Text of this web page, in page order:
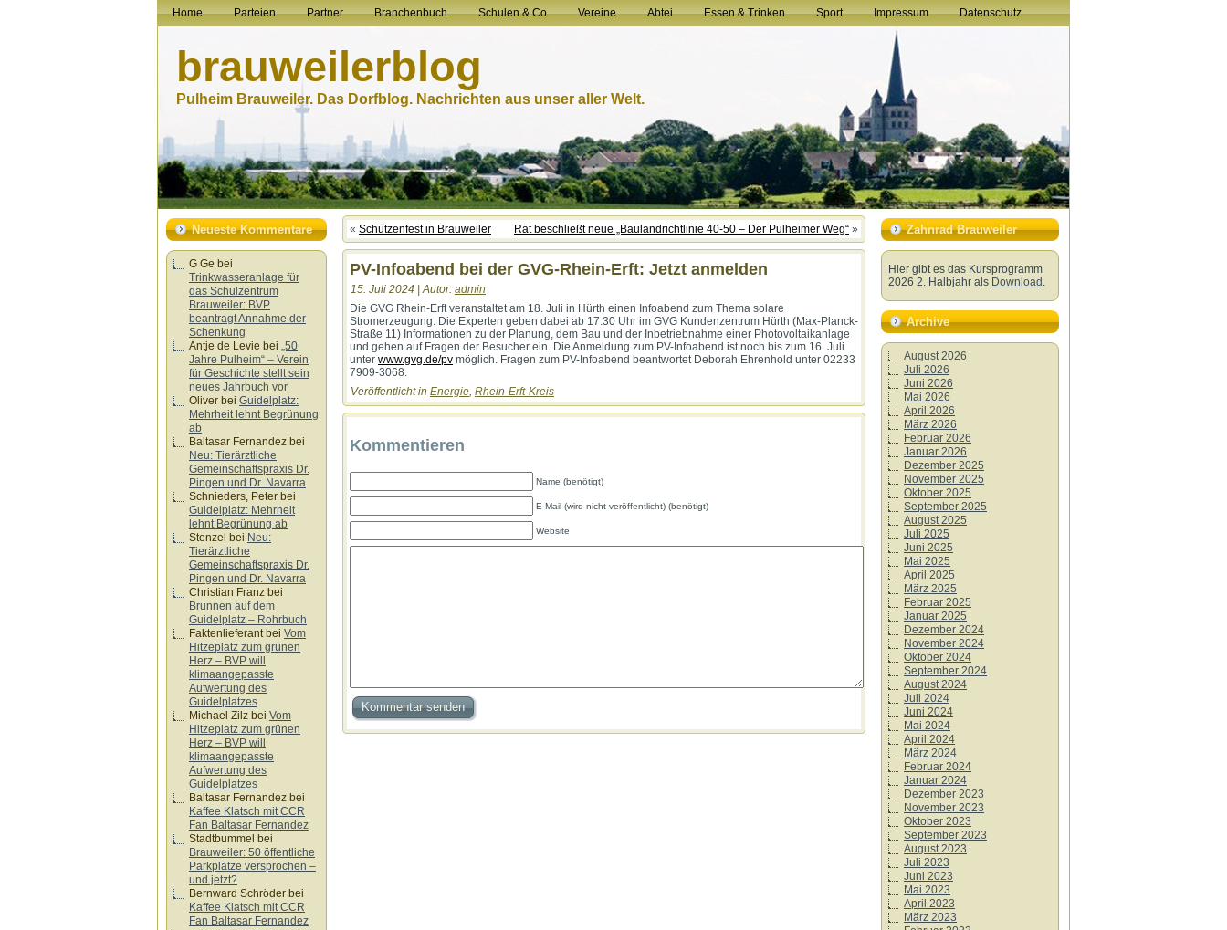
Home Parteien Partner Branchenbuch Schulen & Co Vereine Abtei Essen & Trinken Sport Impressum Datenschutz
brauweilerblog
Pulheim Brauweiler. Das Dorfblog. Nachrichten aus unser aller Welt.
Neueste Kommentare
G Ge bei
Trinkwasseranlage für
das Schulzentrum
Brauweiler: BVP
beantragt Annahme der
Schenkung
Antje de Levie bei „50
Jahre Pulheim“ – Verein
für Geschichte stellt sein
neues Jahrbuch vor
Oliver bei Guidelplatz:
Mehrheit lehnt Begrünung
ab
Baltasar Fernandez bei
Neu: Tierärztliche
Gemeinschaftspraxis Dr.
Pingen und Dr. Navarra
Schnieders, Peter bei
Guidelplatz: Mehrheit
lehnt Begrünung ab
Stenzel bei Neu:
Tierärztliche
Gemeinschaftspraxis Dr.
Pingen und Dr. Navarra
Christian Franz bei
Brunnen auf dem
Guidelplatz – Rohrbuch
Faktenlieferantbei Vom
Hitzeplatz zum grünen
Herz – BVP will
klimaangepasste
Aufwertung des
Guidelplatzes
Michael Zilz bei Vom
Hitzeplatz zum grünen
Herz – BVP will
klimaangepasste
Aufwertung des
Guidelplatzes
Baltasar Fernandez bei
Kaffee Klatsch mit CCR
Fan Baltasar Fernandez
Stadtbummel bei
Brauweiler: 50 öffentliche
Parkplätze versprochen –
und jetzt?
Bernward Schröder bei
Kaffee Klatsch mit CCR
Fan Baltasar Fernandez
« Schützenfest in Brauweiler Rat beschließt neue „Baulandrichtlinie 40-50 – Der Pulheimer Weg“ »
PV-Infoabend bei der GVG-Rhein-Erft: Jetzt anmelden
15. Juli 2024 | Autor: admin
Die GVG Rhein-Erft veranstaltet am 18. Juli in Hürth einen Infoabend zum Thema solare
Stromerzeugung. Die Experten geben dabei ab 17.30 Uhr im GVG Kundenzentrum Hürth (Max-Planck-
Straße 11) Informationen zu der Planung, dem Bau und der Inbetriebnahme einer Photovoltaikanlage
und gehen auf Fragen der Besucher ein. Die Anmeldung zum PV-Infoabend ist noch bis zum 16. Juli
unter www.gvg.de/pv möglich. Fragen zum PV-Infoabend beantwortet Deborah Ehrenhold unter 02233
7909-3068.
Veröffentlicht in Energie, Rhein-Erft-Kreis
Kommentieren
Name (benötigt)
E-Mail (wird nicht veröffentlicht) (benötigt)
Website
Zahnrad Brauweiler
Hier gibt es das Kursprogramm
2026 2. Halbjahr als Download .
Archive
August 2026
Juli 2026
Juni 2026
Mai 2026
April 2026
März 2026
Februar 2026
Januar 2026
Dezember 2025
November 2025
Oktober 2025
September 2025
August 2025
Juli 2025
Juni 2025
Mai 2025
April 2025
März 2025
Februar 2025
Januar 2025
Dezember 2024
November 2024
Oktober 2024
September 2024
August 2024
Juli 2024
Juni 2024
Mai 2024
April 2024
März 2024
Februar 2024
Januar 2024
Dezember 2023
November 2023
Oktober 2023
September 2023
August 2023
Juli 2023
Juni 2023
Mai 2023
April 2023
März 2023